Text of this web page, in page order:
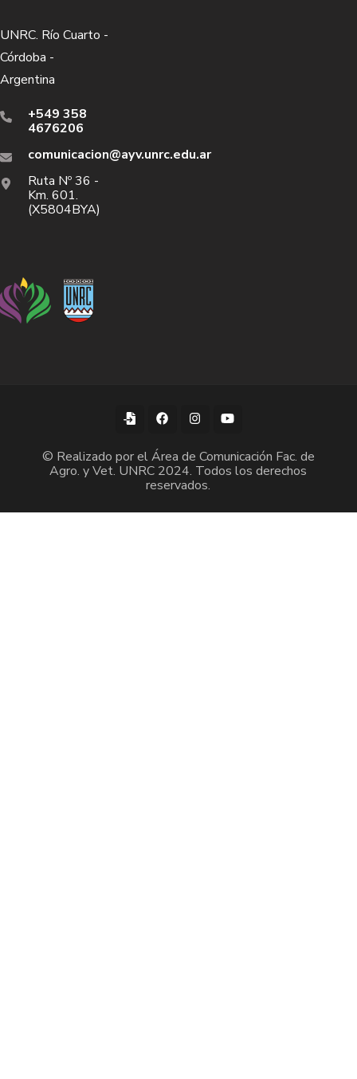
UNRC. Río Cuarto -
Córdoba -
Argentina
+549 358
4676206
comunicacion@ayv.unrc.edu.ar
Ruta Nº 36 -
Km. 601.
(X5804BYA)
© Realizado por el Área de Comunicación Fac. de
Agro. y Vet. UNRC 2024. Todos los derechos
reservados.